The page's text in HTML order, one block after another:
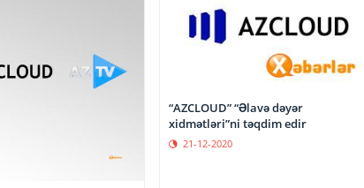
“AZCLOUD” “Əlavə dəyər
xidmətləri”ni təqdim edir
21-12-2020